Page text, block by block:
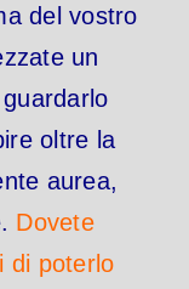
del vostro
un
oltre la
aurea,
Dovete
di poterlo